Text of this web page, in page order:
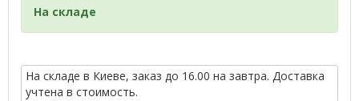
На складе
На складе в Киеве, заказ до 16.00 на завтра. Доставка
учтена в стоимость.